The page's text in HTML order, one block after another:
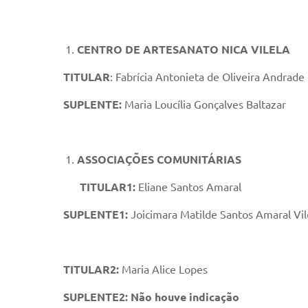
CENTRO DE ARTESANATO NICA VILELA
TITULAR: Fabrícia Antonieta de Oliveira Andrade
SUPLENTE: Maria Loucília Gonçalves Baltazar
ASSOCIAÇÕES COMUNITÁRIAS
TITULAR1: Eliane Santos Amaral
SUPLENTE1: Joicimara Matilde Santos Amaral
TITULAR2: Maria Alice Lopes
SUPLENTE2: Não houve indicação